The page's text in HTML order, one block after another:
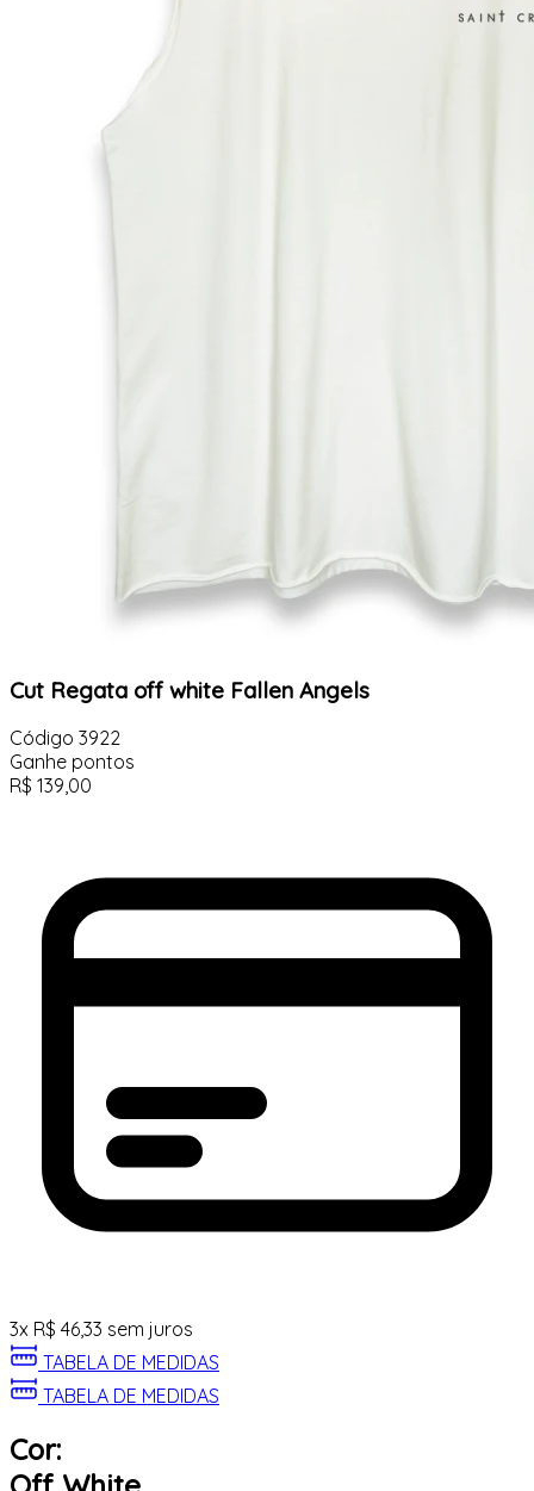
Cut Regata off white Fallen Angels
Código 3922
Ganhe pontos
R$ 139,00
3x R$ 46,33 sem juros
TABELA DE MEDIDAS
TABELA DE MEDIDAS
Cor: